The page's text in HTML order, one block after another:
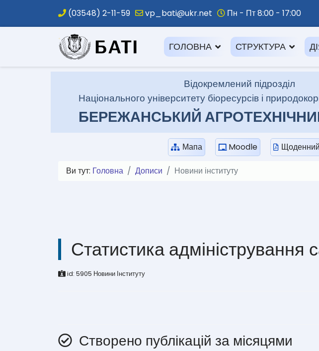
(03548) 2-11-59 vp_bati@ukr.net Пн - Пт 8:00 - 17:00
.
ГОЛОВНА СТРУКТУРА
Відокремлений підрозділ
Національного університету біоресурсів і
БЕРЕЖАНСЬКИЙ
Мапа Moodle
Ви тут: Головна Дописи Новини інституту
Статистика адміністрування
id: 5905 Новини Інституту
Створено публікацій за місяцями